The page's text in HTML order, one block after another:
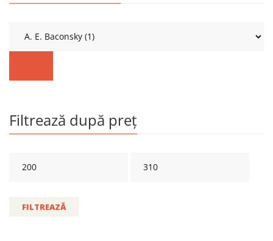
Filtrează după preț
FILTREAZĂ